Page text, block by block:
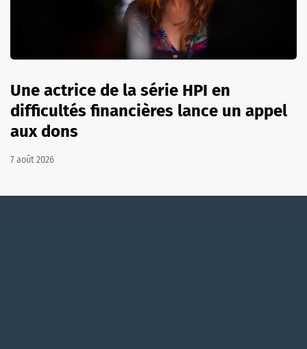
Une actrice de la série HPI en
difficultés financières lance un appel
aux dons
7 août 2026